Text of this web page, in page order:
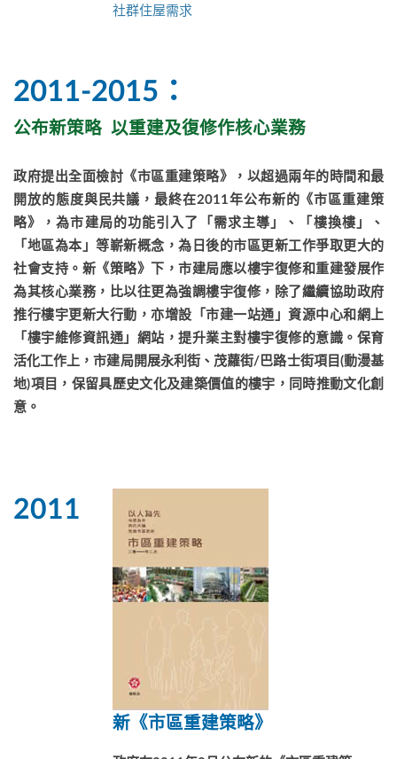
社群住屋需求
2011-2015：
公布新策略 以重建及復修作核心業務
政府提出全面檢討《市區重建策略》，以超過兩年的時間和最
開放的態度與民共議，最終在2011年公布新的《市區重建策
略》，為市建局的功能引入了「需求主導」、「樓換樓」、
「地區為本」等嶄新概念，為日後的市區更新工作爭取更大的
社會支持。新《策略》下，市建局應以樓宇復修和重建發展作
為其核心業務，比以往更為強調樓宇復修，除了繼續協助政府
推行樓宇更新大行動，亦增設「市建一站通」資源中心和網上
「樓宇維修資訊通」網站，提升業主對樓宇復修的意識。保育
活化工作上，市建局開展永利街、茂蘿街/巴路士街項目(動漫基
地)項目，保留具歷史文化及建築價值的樓宇，同時推動文化創
意。
2011
新《市區重建策略》